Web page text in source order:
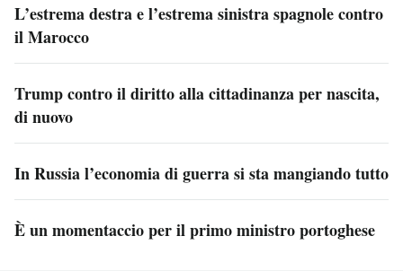
L’estrema destra e l’estrema sinistra spagnole contro
il Marocco
Trump contro il diritto alla cittadinanza per nascita,
di nuovo
In Russia l’economia di guerra si sta mangiando tutto
È un momentaccio per il primo ministro portoghese